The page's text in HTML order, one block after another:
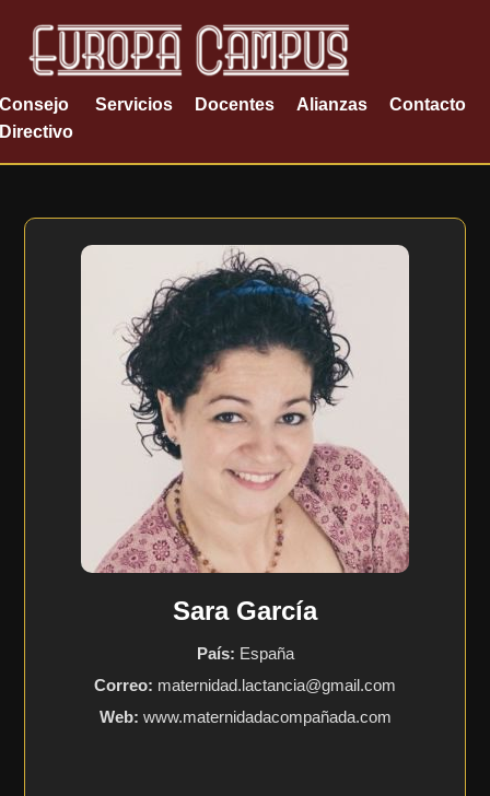
Servicios Docentes Alianzas Contacto
Sara García
País: España
Correo: maternidad.lactancia@gmail.com
Web: www.maternidadacompañada.com